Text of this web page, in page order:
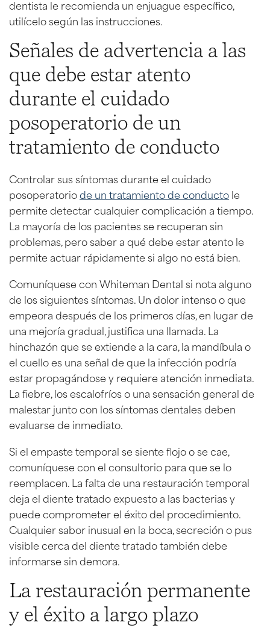
dentista le recomienda un enjuague específico,
utilícelo según las instrucciones.
Señales de advertencia a las
que debe estar atento
durante el cuidado
posoperatorio de un
tratamiento de conducto
Controlar sus síntomas durante el cuidado
posoperatoriode un tratamiento de conducto le
permite detectar cualquier complicación a tiempo.
La mayoría de los pacientes se recuperan sin
problemas, pero saber a qué debe estar atento le
permite actuar rápidamente si algo no está bien.
Comuníquese con Whiteman Dental si nota alguno
de los siguientes síntomas. Un dolor intenso o que
empeora después de los primeros días, en lugar de
una mejoría gradual, justifica una llamada. La
hinchazón que se extiende a la cara, la mandíbula o
el cuello es una señal de que la infección podría
estar propagándose y requiere atención inmediata.
La fiebre, los escalofríos o una sensación general de
malestar junto con los síntomas dentales deben
evaluarse de inmediato.
Si el empaste temporal se siente flojo o se cae,
comuníquese con el consultorio para que se lo
reemplacen. La falta de una restauración temporal
deja el diente tratado expuesto a las bacterias y
puede comprometer el éxito del procedimiento.
Cualquier sabor inusual en la boca, secreción o pus
visible cerca del diente tratado también debe
informarse sin demora.
La restauración permanente
y el éxito a largo plazo